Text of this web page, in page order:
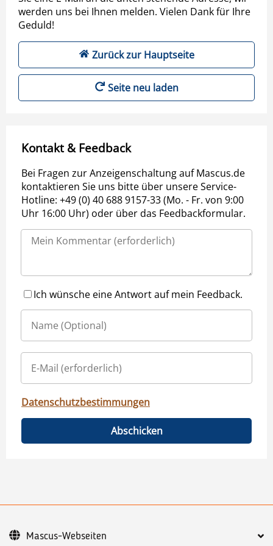
werden uns bei Ihnen melden. Vielen Dank für Ihre
Geduld!
Zurück zur Hauptseite
Seite neu laden
Kontakt & Feedback
Bei Fragen zur Anzeigenschaltung auf Mascus.de
kontaktieren Sie uns bitte über unsere Service-
Hotline: +49 (0) 40 688 9157-33 (Mo. - Fr. von 9:00
Uhr 16:00 Uhr) oder über das Feedbackformular.
Ich wünsche eine Antwort auf mein Feedback.
Datenschutzbestimmungen
Abschicken
Mascus-Webseiten